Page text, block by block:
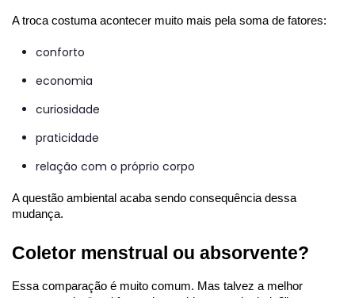
A troca costuma acontecer muito mais pela soma de fatores:
conforto
economia
curiosidade
praticidade
relação com o próprio corpo
A questão ambiental acaba sendo consequência dessa
mudança.
Coletor menstrual ou absorvente?
Essa comparação é muito comum. Mas talvez a melhor